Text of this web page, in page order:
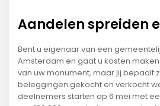
Aandelen spreiden
Bent u eigenaar van een
Amsterdam en gaat u kosten
van uw monument, maar jij bepaalt
beleggingen gekocht en verkocht
deelnemers starten op 6 mei met